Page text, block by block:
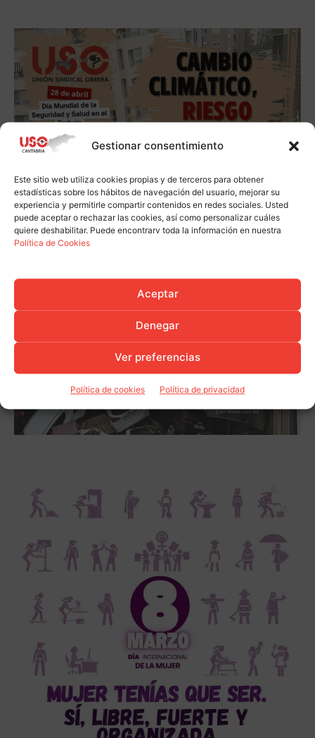
Gestionar consentimiento
Este sitio web utiliza cookies propias y de terceros para obtener
estadísticas sobre los hábitos de navegación del usuario, mejorar su
experiencia y permitirle compartir contenidos en redes sociales. Usted
puede aceptar o rechazar las cookies, así como personalizar cuáles
quiere deshabilitar. Puede encontrarv toda la información en nuestra
Política de Cookies
Aceptar
Denegar
Ver preferencias
Política de cookies Política de privacidad